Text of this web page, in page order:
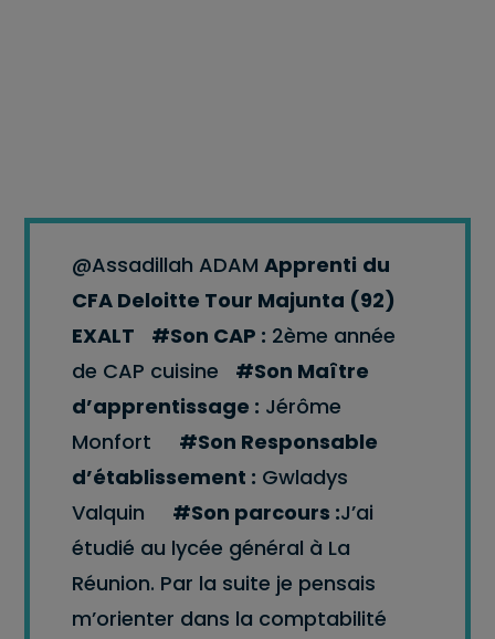
@Assadillah ADAM Apprenti du
CFA Deloitte Tour Majunta (92)
EXALT
#Son CAP : 2ème année
de CAP cuisine #Son Maître
d’apprentissage : Jérôme
Monfort #Son Responsable
d’établissement : Gwladys
Valquin #Son parcours :J’ai
étudié au lycée général à La
Réunion. Par la suite je pensais
m’orienter dans la comptabilité